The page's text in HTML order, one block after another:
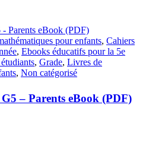
pour enfants, Cahiers
, Ebooks éducatifs pour la 5e
, Grade, Livres de
, Non catégorisé
– Parents eBook (PDF)